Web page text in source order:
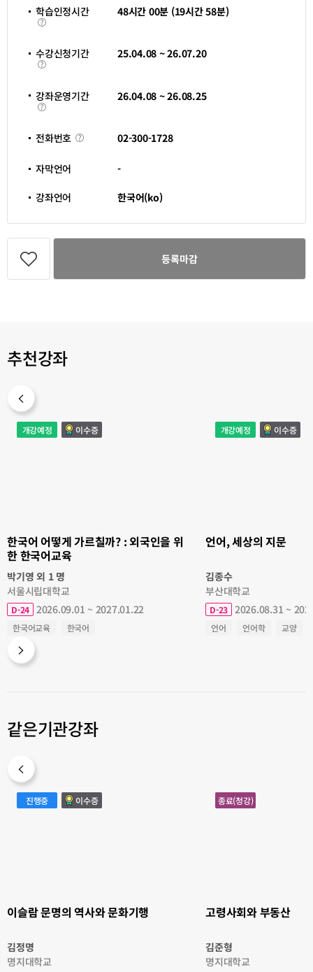
창
열
학습인정시간
학
습
정
시
간
48시간 00분 (19시간 58분)
수강신청기간
수
강
청
기
간
25.04.08 ~ 26.07.20
강좌운영기간
강
좌
영
기
26.04.08 ~ 26.08.25
전화번호 전
화
02-300-1728
자막언어 -
강좌언어 한국어(ko)
관
등
등록마감
추천강좌
한
국
어
위
한
한
국
어
교
육
개강예정 이수증
한국어 어떻게 가르칠까? : 외국인을 위
한 한국어교육
박기영 외 1 명
서울시립대학교
D-24 2026.09.01 ~ 2027.01.22
한국어교육 한국어
언
어,
세
개강예정 이수증
언어, 세상의 지문
김종수
부산대학교
D-23 2026.08.31 ~
언어 언어학 교양
같은기관강좌
이
람
진행중 이수증
이슬람 문명의 역사와 문화기행
김정명
명지대학교
고
령
사
종료(청강)
고령사회와 부동산
김준형
명지대학교